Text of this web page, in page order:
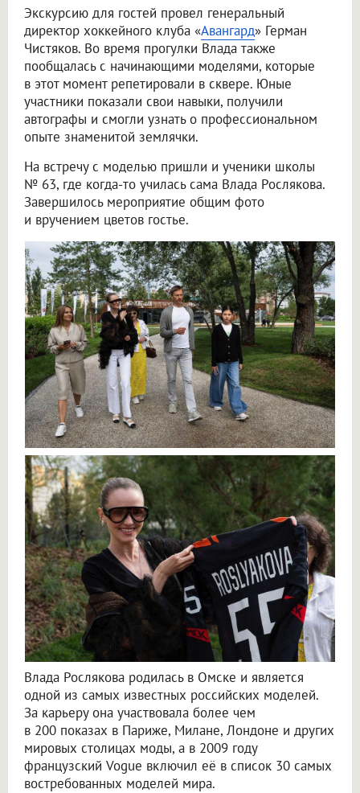
Экскурсию для гостей провел генеральный
директор хоккейного клуба «Авангард» Герман
Чистяков. Во время прогулки Влада также
пообщалась с начинающими моделями, которые
в этот момент репетировали в сквере. Юные
участники показали свои навыки, получили
автографы и смогли узнать о профессиональном
опыте знаменитой землячки.
На встречу с моделью пришли и ученики школы
№ 63, где когда-то училась сама Влада Рослякова.
Завершилось мероприятие общим фото
и вручением цветов гостье.
Влада Рослякова родилась в Омске и является
одной из самых известных российских моделей.
За карьеру она участвовала более чем
в 200 показах в Париже, Милане, Лондоне и других
мировых столицах моды, а в 2009 году
французский Vogue включил её в список 30 самых
востребованных моделей мира.